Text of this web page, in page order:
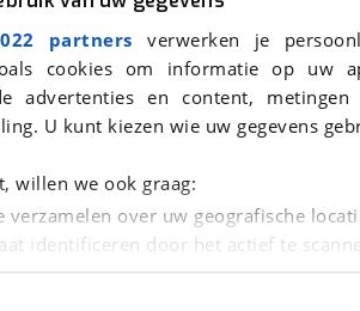
partners verwerken je
cookies om informatie op
advertenties en content,
U kunt kiezen wie uw gegevens
willen we ook graag:
verzamelen over uw geografische
identificeren door het actief te
uw persoonlijke gegevens worden
van
en Privacyverklaring